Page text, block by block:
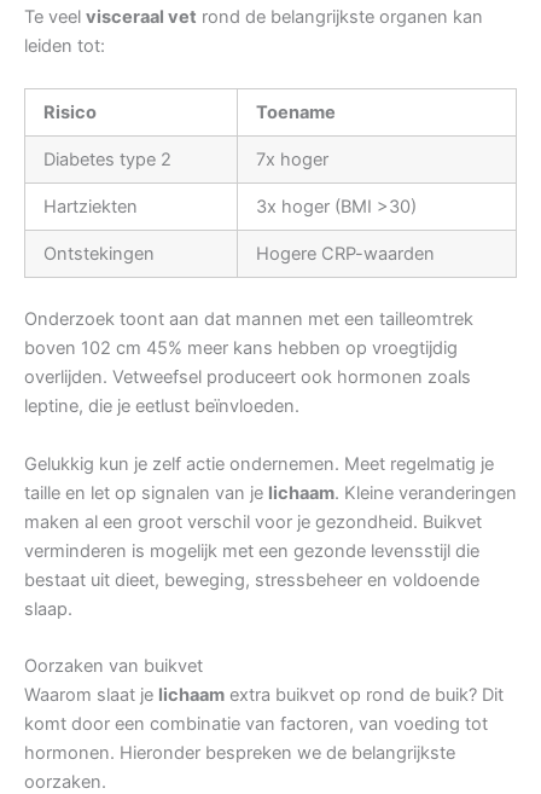
Te veel visceraal vet rond de belangrijkste organen kan
leiden tot:
Risico Toename
Diabetes type 2 7x hoger
Hartziekten 3x hoger (BMI >30)
Ontstekingen Hogere CRP-waarden
Onderzoek toont aan dat mannen met een tailleomtrek
boven 102 cm 45% meer kans hebben op vroegtijdig
overlijden. Vetweefsel produceert ook hormonen zoals
leptine, die je eetlust beïnvloeden.
Gelukkig kun je zelf actie ondernemen. Meet regelmatig je
taille en let op signalen van je lichaam. Kleine veranderingen
maken al een groot verschil voor je gezondheid. Buikvet
verminderen is mogelijk met een gezonde levensstijl die
bestaat uit dieet, beweging, stressbeheer en voldoende
slaap.
Oorzaken van buikvet
Waarom slaat je lichaam extra buikvet op rond de buik? Dit
komt door een combinatie van factoren, van voeding tot
hormonen. Hieronder bespreken we de belangrijkste
oorzaken.